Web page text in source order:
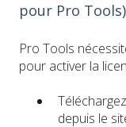
pour Pro Tools)
Pro Tools
pour activer la
depuis le